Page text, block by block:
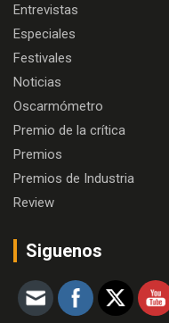
Entrevistas
Especiales
Festivales
Noticias
Oscarmómetro
Premio de la crítica
Premios
Premios de Industria
Review
Siguenos